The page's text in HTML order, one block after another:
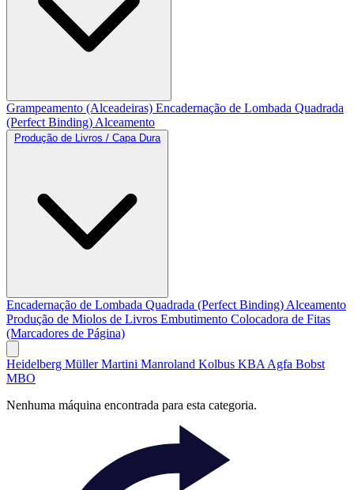
Grampeamento (Alceadeiras) Encadernação de Lombada Quadrada
(Perfect Binding) Alceamento
Produção de Livros / Capa Dura
Encadernação de Lombada Quadrada (Perfect Binding) Alceamento
Produção de Miolos de Livros Embutimento Colocadora de Fitas
(Marcadores de Página)
Heidelberg Müller Martini Manroland Kolbus KBA Agfa Bobst
MBO
Nenhuma máquina encontrada para esta categoria.